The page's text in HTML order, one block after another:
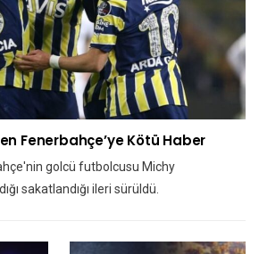
Fenerbahçe’ye Kötü Haber
golcü futbolcusu Michy
sakatlandığı ileri sürüldü.